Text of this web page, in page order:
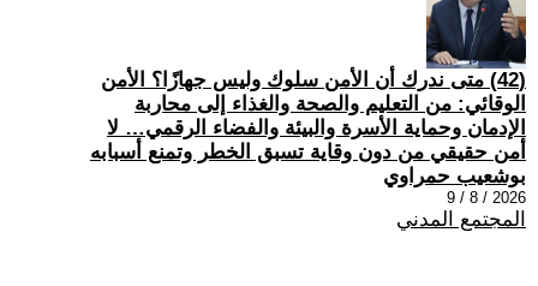
(42) متى ندرك أن الأمن سلوك وليس جهازًا؟ الأمن
الوقائي: من التعليم والصحة والغذاء إلى محاربة
الإدمان وحماية الأسرة والبيئة والفضاء الرقمي… لا
أمن حقيقي من دون وقاية تسبق الخطر وتمنع أسبابه
بوشعيب حمراوي
2026 / 8 / 9
المجتمع المدني